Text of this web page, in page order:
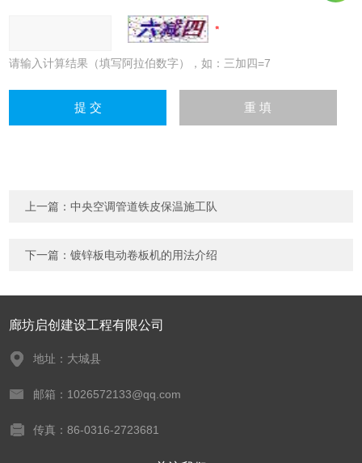
请输入计算结果（填写阿拉伯数字），如：三加四=7
上一篇：中央空调管道铁皮保温施工队
下一篇：镀锌板电动卷板机的用法介绍
廊坊启创建设工程有限公司
地址：大城县
邮箱：1026572133@qq.com
传真：86-0316-2723681